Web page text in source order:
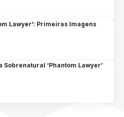
Lawyer’: Primeiras Imagens
Sobrenatural ‘Phantom Lawyer’